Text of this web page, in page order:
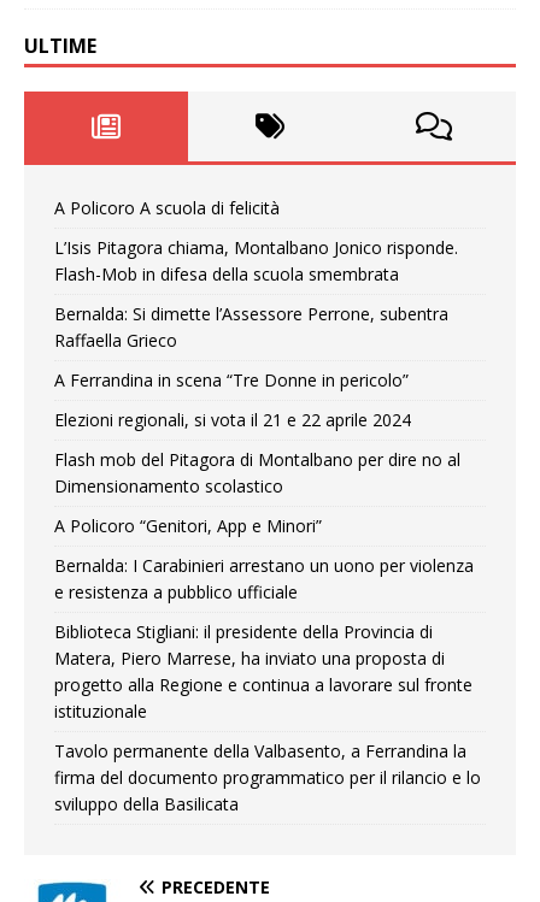
ULTIME
A Policoro A scuola di felicità
L’Isis Pitagora chiama, Montalbano Jonico risponde.
Flash-Mob in difesa della scuola smembrata
Bernalda: Si dimette l’Assessore Perrone, subentra
Raffaella Grieco
A Ferrandina in scena “Tre Donne in pericolo”
Elezioni regionali, si vota il 21 e 22 aprile 2024
Flash mob del Pitagora di Montalbano per dire no al
Dimensionamento scolastico
A Policoro “Genitori, App e Minori”
Bernalda: I Carabinieri arrestano un uono per violenza
e resistenza a pubblico ufficiale
Biblioteca Stigliani: il presidente della Provincia di
Matera, Piero Marrese, ha inviato una proposta di
progetto alla Regione e continua a lavorare sul fronte
istituzionale
Tavolo permanente della Valbasento, a Ferrandina la
firma del documento programmatico per il rilancio e lo
sviluppo della Basilicata
PRECEDENTE